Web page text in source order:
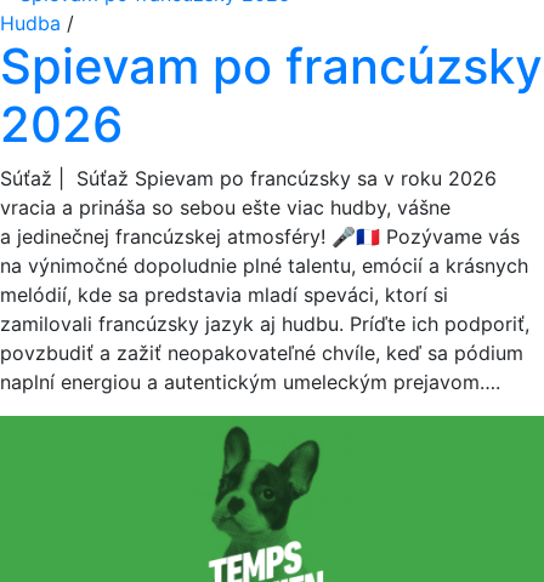
Hudba /
Spievam po francúzsky
2026
Súťaž | Súťaž Spievam po francúzsky sa v roku 2026
vracia a prináša so sebou ešte viac hudby, vášne
a jedinečnej francúzskej atmosféry! 🎤🇫🇷 Pozývame vás
na výnimočné dopoludnie plné talentu, emócií a krásnych
melódií, kde sa predstavia mladí speváci, ktorí si
zamilovali francúzsky jazyk aj hudbu. Príďte ich podporiť,
povzbudiť a zažiť neopakovateľné chvíle, keď sa pódium
naplní energiou a autentickým umeleckým prejavom….